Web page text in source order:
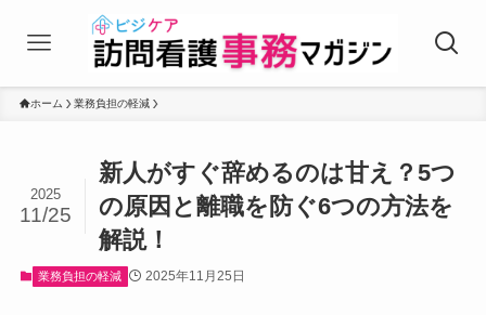
ホーム 業務負担の軽減
新人がすぐ辞めるのは甘え？5つ
の原因と離職を防ぐ6つの方法を
解説！
2025
11/25
業務負担の軽減 2025年11月25日